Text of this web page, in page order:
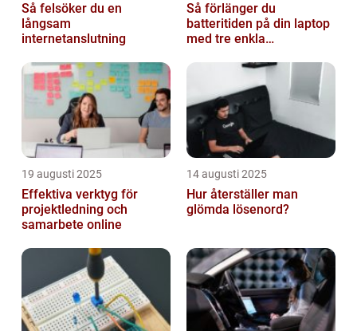
Så felsöker du en
långsam
internetanslutning
Så förlänger du
batteritiden på din laptop
med tre enkla
19 augusti 2025
Effektiva verktyg för
projektledning och
samarbete online
14 augusti 2025
Hur återställer man
glömda lösenord?